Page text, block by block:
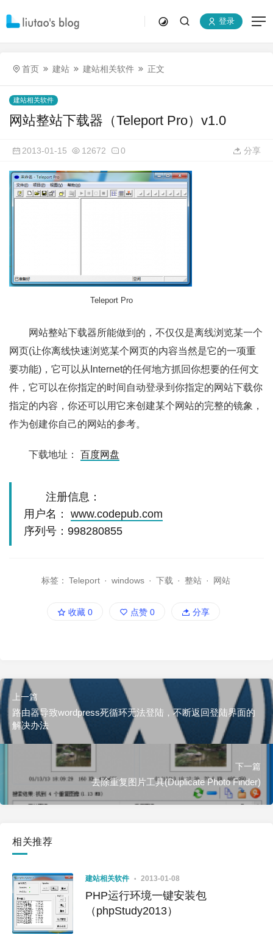
登录
首页 建站 建站相关软件 正文
建站相关软件
网站整站下载器（Teleport Pro）v1.0
2013-01-15 12672 0 分享
Teleport Pro
网站整站下载器所能做到的，不仅仅是离线浏览某一个
网页(让你离线快速浏览某个网页的内容当然是它的一项重
要功能)，它可以从Internet的任何地方抓回你想要的任何文
件，它可以在你指定的时间自动登录到你指定的网站下载你
指定的内容，你还可以用它来创建某个网站的完整的镜象，
作为创建你自己的网站的参考。
下载地址： 百度网盘
注册信息：
用户名：
www.codepub.com
序列号：998280855
标签： Teleport · windows · 下载 · 整站 · 网站
收藏 0 点赞 0 分享
上一篇
路由器导致wordpress死循环无法登陆，不断返回登陆界面的
解决办法
下一篇
去除重复图片工具(Duplicate Photo Finder)
相关推荐
建站相关软件 2013-01-08
PHP运行环境一键安装包
（phpStudy2013）